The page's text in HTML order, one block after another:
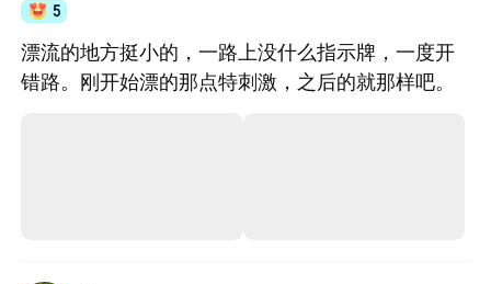
5
漂流的地方挺小的，一路上没什么指示牌，一度开
错路。刚开始漂的那点特刺激，之后的就那样吧。